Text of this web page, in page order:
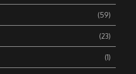
(59)
(23)
(1)